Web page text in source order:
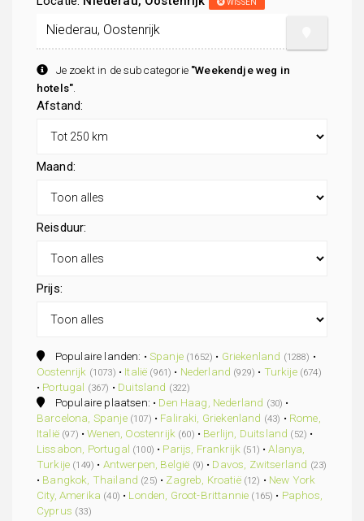
Je zoekt in de subcategorie "Weekendje weg in
hotels"
Afstand:
Maand:
Reisduur:
Prijs:
Populaire landen: •Spanje (1652) • Griekenland (1288) •
Oostenrijk (1073) • Italië (961) • Nederland (929) • Turkije (674)
• Portugal (367) • Duitsland (322)
Populaire plaatsen: • Den Haag, Nederland (30) •
Barcelona, Spanje (107) • Faliraki, Griekenland (43) • Rome,
Italië (97) •Wenen, Oostenrijk (60) • Berlijn, Duitsland (52) •
Lissabon, Portugal (100) • Parijs, Frankrijk (51) •Alanya,
Turkije (149) • Antwerpen, België (9) • Davos, Zwitserland (23)
• Bangkok, Thailand (25) • Zagreb, Kroatië (12) • New York
City, Amerika (40) • Londen, Groot-Brittannie (165) • Paphos,
Cyprus (33)